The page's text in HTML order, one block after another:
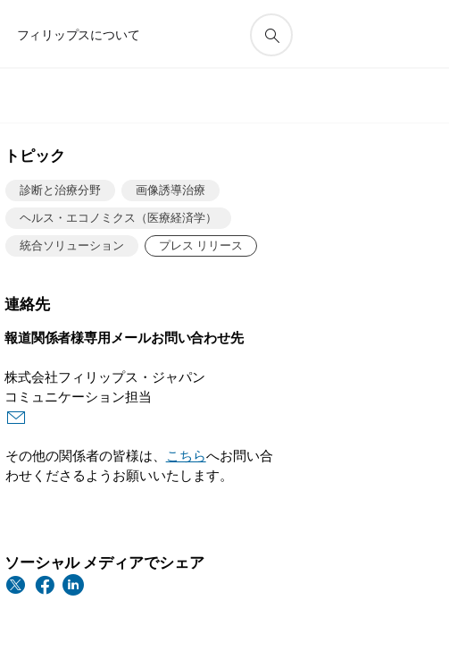
フィリップスについて
トピック
診断と治療分野 画像誘導治療
ヘルス・エコノミクス（医療経済学）
統合ソリューション プレス リリース
連絡先
報道関係者様専用メールお問い合わせ先
株式会社フィリップス・ジャパン
コミュニケーション担当
その他の関係者の皆様は、 こちらへお問い合
わせくださるようお願いいたします。
ソーシャル メディアでシェア